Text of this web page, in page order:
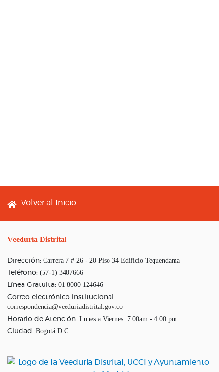
Footer menu
Volver al Inicio
Veeduría Distrital
Dirección: Carrera 7 # 26 - 20 Piso 34 Edificio Tequendama
Teléfono: (57-1) 3407666
Línea Gratuita: 01 8000 124646
Correo electrónico institucional:
correspondencia@veeduriadistrital.gov.co
Horario de Atención: Lunes a Viernes: 7:00am - 4:00 pm
Ciudad: Bogotá D.C